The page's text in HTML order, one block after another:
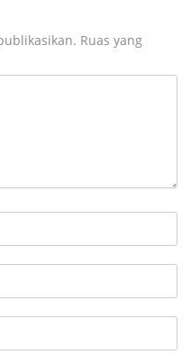
Ruas yang